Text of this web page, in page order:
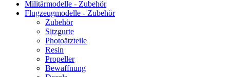
Militärmodelle - Zubehör
Flugzeugmodelle - Zubehör
Zubehör
Sitzgurte
Photoätzteile
Resin
Propeller
Bewaffnung